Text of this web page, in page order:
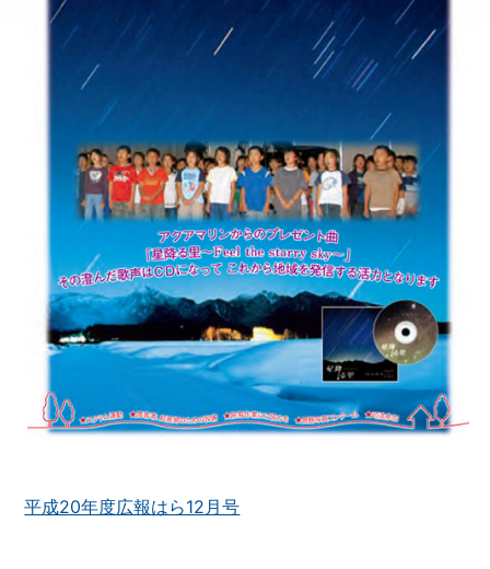
平成20年度広報はら12月号